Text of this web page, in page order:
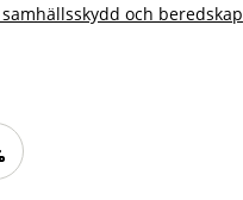
och beredskap